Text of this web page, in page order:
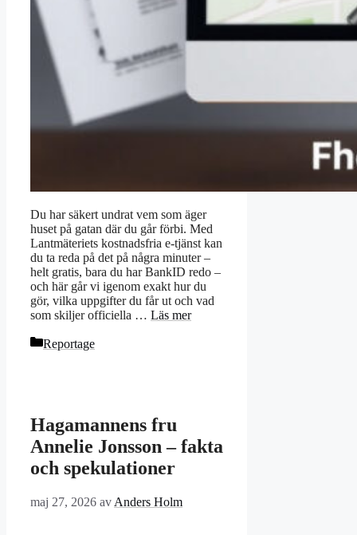
Du har säkert undrat vem som äger
huset på gatan där du går förbi. Med
Lantmäteriets kostnadsfria e-tjänst kan
du ta reda på det på några minuter –
helt gratis, bara du har BankID redo –
och här går vi igenom exakt hur du
gör, vilka uppgifter du får ut och vad
som skiljer officiella … Läs mer
Kategorier
Reportage
Hagamannens fru
Annelie Jonsson – fakta
och spekulationer
maj 27, 2026 av Anders Holm